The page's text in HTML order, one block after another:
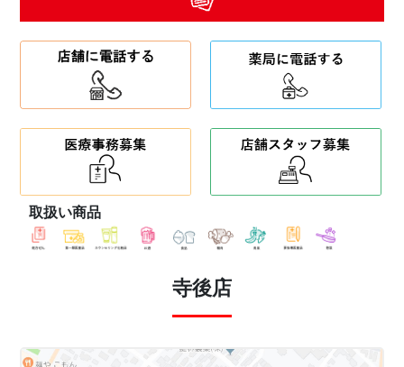
取扱い商品
寺後店